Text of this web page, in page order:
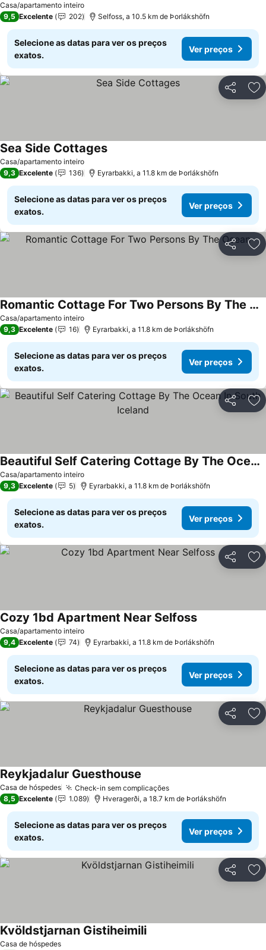
Casa/apartamento inteiro
9,5 Excelente 202 Selfoss, a 10.5 km de Þorlákshöfn
Selecione as datas para ver os preços
exatos.
Ver preços
Partilhar
Casa/apartamento inteiro
Sea Side Cottages
9,3 Excelente 136 Eyrarbakki, a 11.8 km de Þorlákshöfn
Selecione as datas para ver os preços
exatos.
Ver preços
Partilhar
Casa/apartamento inteiro
Romantic Cottage For Two Persons By The Ocean
9,3 Excelente 16 Eyrarbakki, a 11.8 km de Þorlákshöfn
Selecione as datas para ver os preços
exatos.
Ver preços
Partilhar
Casa/apartamento inteiro
Beautiful Self Catering Cottage By The Ocean In South Iceland
9,3 Excelente 5 Eyrarbakki, a 11.8 km de Þorlákshöfn
Selecione as datas para ver os preços
exatos.
Ver preços
Partilhar
Casa/apartamento inteiro
Cozy 1bd Apartment Near Selfoss
9,4 Excelente 74 Eyrarbakki, a 11.8 km de Þorlákshöfn
Selecione as datas para ver os preços
exatos.
Ver preços
Partilhar
Casa de hóspedes Check-in sem complicações
Reykjadalur Guesthouse
8,5 Excelente 1.089 Hveragerði, a 18.7 km de Þorlákshöfn
Selecione as datas para ver os preços
exatos.
Ver preços
Partilhar
Casa de hóspedes
Kvöldstjarnan Gistiheimili